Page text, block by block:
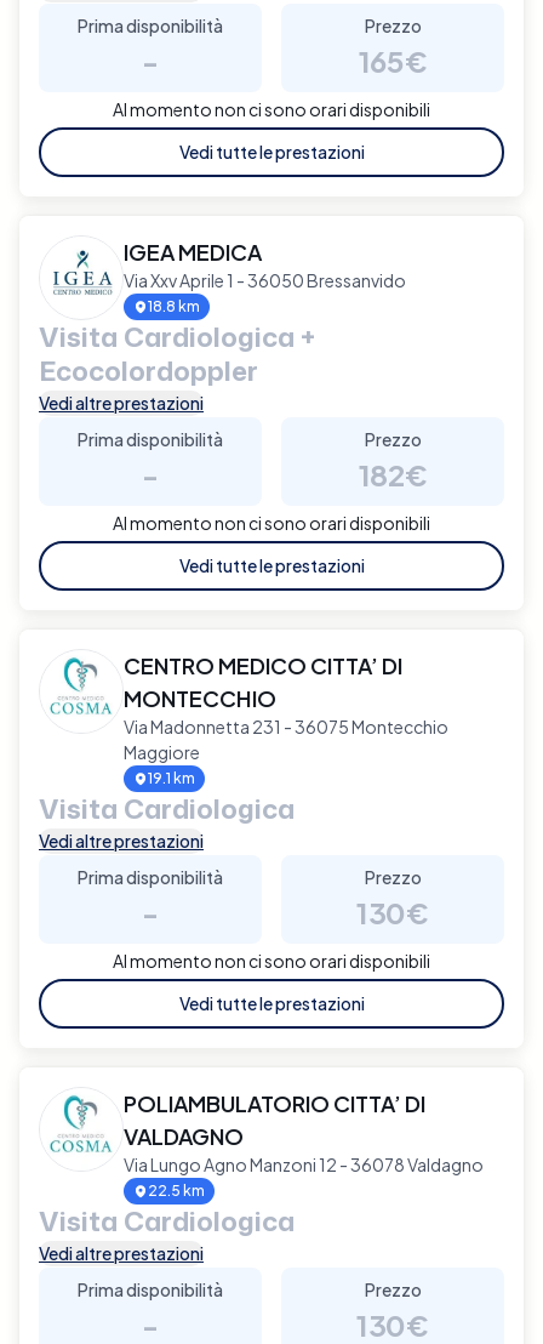
Prima disponibilità
-
Prezzo
165€
Al momento non ci sono orari disponibili
Vedi tutte le prestazioni
IGEA MEDICA
Via Xxv Aprile 1 - 36050 Bressanvido
18.8 km
Visita Cardiologica +
Ecocolordoppler
Vedi altre prestazioni
Prima disponibilità
-
Prezzo
182€
Al momento non ci sono orari disponibili
Vedi tutte le prestazioni
CENTRO MEDICO CITTA’ DI
MONTECCHIO
Via Madonnetta 231 - 36075 Montecchio
Maggiore
19.1 km
Visita Cardiologica
Vedi altre prestazioni
Prima disponibilità
-
Prezzo
130€
Al momento non ci sono orari disponibili
Vedi tutte le prestazioni
POLIAMBULATORIO CITTA’ DI
VALDAGNO
Via Lungo Agno Manzoni 12 - 36078 Valdagno
22.5 km
Visita Cardiologica
Vedi altre prestazioni
Prima disponibilità
-
Prezzo
130€